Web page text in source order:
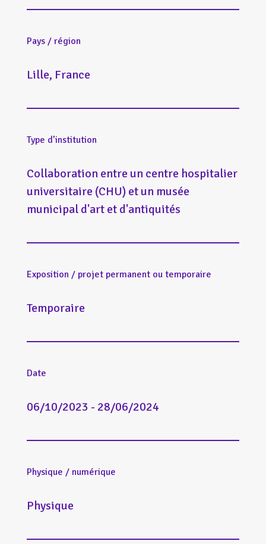
Pays / région
Lille, France
Type d’institution
Collaboration entre un centre hospitalier
universitaire (CHU) et un musée
municipal d'art et d'antiquités
Exposition / projet permanent ou temporaire
Temporaire
Date
06/10/2023 - 28/06/2024
Physique / numérique
Physique